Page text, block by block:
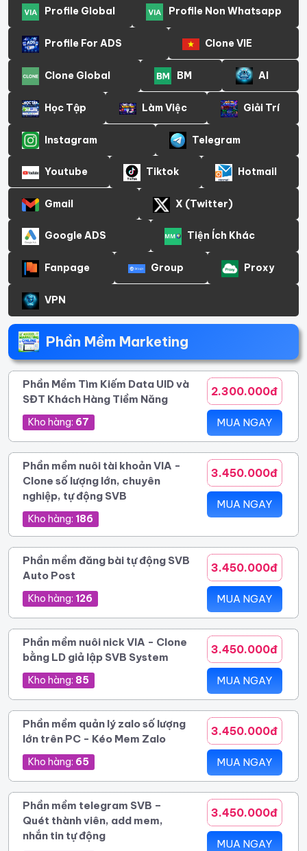
Profile Global Profile Non Whatsapp
Profile For ADS Clone VIE
Clone Global BM AI
Học Tập Làm Việc Giải Trí
Instagram Telegram
Youtube Tiktok Hotmail
Gmail X (Twitter)
Google ADS Tiện Ích Khác
Fanpage Group Proxy
VPN
Phần Mềm Marketing
Phần Mềm Tìm Kiếm Data UID và
SĐT Khách Hàng Tiềm Năng
Kho hàng: 67
2.300.000đ
MUA NGAY
Phần mềm nuôi tài khoản VIA -
Clone số lượng lớn, chuyên
nghiệp, tự động SVB
Kho hàng: 186
3.450.000đ
MUA NGAY
Phần mềm đăng bài tự động SVB
Auto Post
Kho hàng: 126
3.450.000đ
MUA NGAY
Phần mềm nuôi nick VIA - Clone
bằng LD giả lập SVB System
Kho hàng: 85
3.450.000đ
MUA NGAY
Phần mềm quản lý zalo số lượng
lớn trên PC - Kéo Mem Zalo
Kho hàng: 65
3.450.000đ
MUA NGAY
Phần mềm telegram SVB –
Quét thành viên, add mem,
nhắn tin tự động
3.450.000đ
MUA NGAY